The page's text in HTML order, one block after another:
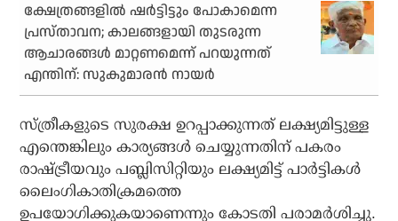
ക്ഷേത്രങ്ങളില്‍ ഷര്‍ട്ടിട്ടും പോകാമെന്ന
പ്രസ്താവന; കാലങ്ങളായി തുടരുന്ന
ആചാരങ്ങള്‍ മാറ്റണമെന്ന് പറയുന്നത്
എന്തിന്: സുകുമാരന്‍ നായര്‍
സ്ത്രീകളുടെ സുരക്ഷ ഉറപ്പാക്കുന്നത് ലക്ഷ്യമിട്ടുള്ള
എന്തെങ്കിലും കാര്യങ്ങള്‍ ചെയ്യുന്നതിന് പകരം
രാഷ്ട്രീയവും പബ്ലിസിറ്റിയും ലക്ഷ്യമിട്ട് പാര്‍ട്ടികള്‍
ലൈംഗികാതിക്രമത്തെ
ഉപയോഗിക്കുകയാണെന്നും കോടതി പരാമര്‍ശിച്ചു.